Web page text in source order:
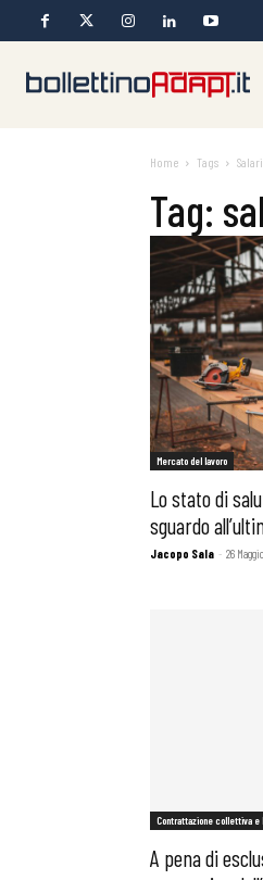
Home Tags Salari
Tag:
Mercato del lavoro
Lo stato di
sguardo
Jacopo Sala - 26
Contrattazione collettiva e
A pena di